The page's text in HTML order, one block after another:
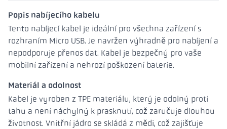
Popis nabíjecího kabelu
Tento nabíjecí kabel je ideální pro všechna zařízení s
rozhraním Micro USB. Je navržen výhradně pro nabíjení a
nepodporuje přenos dat. Kabel je bezpečný pro vaše
mobilní zařízení a nehrozí poškození baterie.
Materiál a odolnost
Kabel je vyroben z TPE materiálu, který je odolný proti
tahu a není náchylný k prasknutí, což zaručuje dlouhou
životnost. Vnitřní jádro se skládá z mědi, což zajišťuje